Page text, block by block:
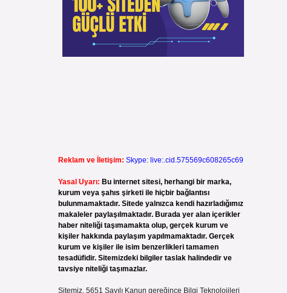
Reklam ve İletişim: Skype: live:.cid.575569c608265c69
Yasal Uyarı: Bu internet sitesi, herhangi bir marka,
kurum veya şahıs şirketi ile hiçbir bağlantısı
bulunmamaktadır. Sitede yalnızca kendi hazırladığımız
makaleler paylaşılmaktadır. Burada yer alan içerikler
haber niteliği taşımamakta olup, gerçek kurum ve
kişiler hakkında paylaşım yapılmamaktadır. Gerçek
kurum ve kişiler ile isim benzerlikleri tamamen
tesadüfidir. Sitemizdeki bilgiler taslak halindedir ve
tavsiye niteliği taşımazlar.
Sitemiz, 5651 Sayılı Kanun gereğince Bilgi Teknolojileri